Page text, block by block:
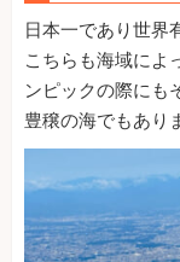
日本一であり世界
こちらも海域によ
ンピックの際にも
豊穣の海でもあり